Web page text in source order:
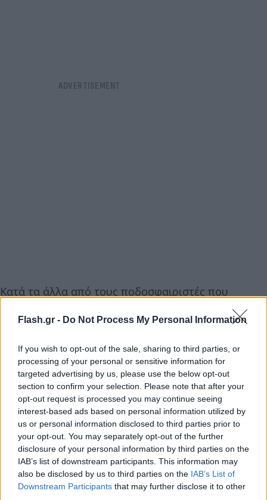
Flash.gr - Do Not Process My Personal Information
If you wish to opt-out of the sale, sharing to third parties, or
processing of your personal or sensitive information for
targeted advertising by us, please use the below opt-out
section to confirm your selection. Please note that after your
opt-out request is processed you may continue seeing
interest-based ads based on personal information utilized by
us or personal information disclosed to third parties prior to
your opt-out. You may separately opt-out of the further
disclosure of your personal information by third parties on the
IAB’s list of downstream participants. This information may
also be disclosed by us to third parties on the IAB’s List of
Downstream Participants that may further disclose it to other
Κατά τα άλλα από τους ποδοσφαιριστές που
Μασούρας είναι στην αποστολή. Ροντρίγκες, Μαντί,
αποστολής.
Αναλυτικά στην αποστολή του Ολυμπιακού
έχουν συμπεριληφθεί οι: